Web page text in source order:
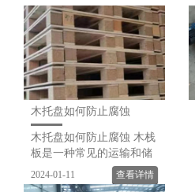
木托盘如何防止腐蚀
木托盘如何防止腐蚀 木栈
板是一种常见的运输和储
存货物的工具。由于其暴
露在不同的气候和环境条
2024-01-11 查看详情